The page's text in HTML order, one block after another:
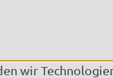
wir